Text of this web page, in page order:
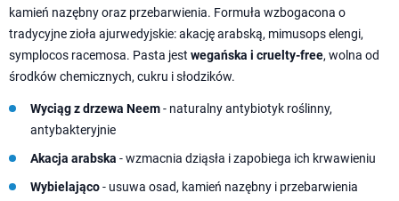
kamień nazębny oraz przebarwienia. Formuła wzbogacona o
tradycyjne zioła ajurwedyjskie: akację arabską, mimusops elengi,
symplocos racemosa. Pasta jest wegańska i cruelty-free, wolna od
środków chemicznych, cukru i słodzików.
Wyciąg z drzewa Neem- naturalny antybiotyk roślinny,
antybakteryjnie
Akacja arabska - wzmacnia dziąsła i zapobiega ich krwawieniu
Wybielająco- usuwa osad, kamień nazębny i przebarwienia